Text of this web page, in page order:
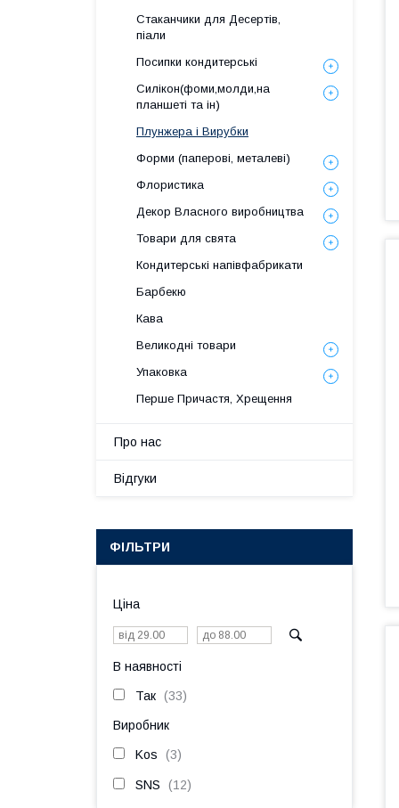
Стаканчики для Десертів,
піали
Посипки кондитерські
Силікон(фоми,молди,на
планшеті та ін)
Плунжера і Вирубки
Форми (паперові, металеві)
Флористика
Декор Власного виробництва
Товари для свята
Кондитерські напівфабрикати
Барбекю
Кава
Великодні товари
Упаковка
Перше Причастя, Хрещення
Про нас
Відгуки
ФІЛЬТРИ
Ціна
В наявності
Так 33
Виробник
Kos 3
SNS 12